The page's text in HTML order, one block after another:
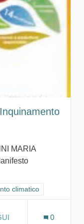
MARIA
- Lotta contro il
climatico
0